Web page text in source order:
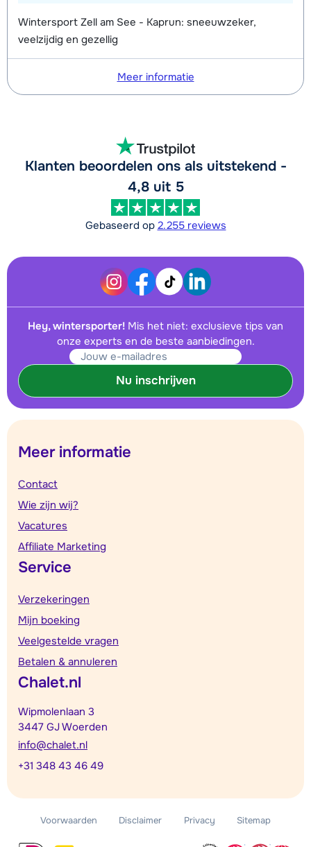
Wintersport Zell am See - Kaprun: sneeuwzeker,
veelzijdig en gezellig
Meer informatie
Klanten beoordelen ons als uitstekend -
4,8 uit 5
Gebaseerd op 2.255 reviews
Hey, wintersporter! Mis het niet: exclusieve tips van
onze experts en de beste aanbiedingen.
Nu inschrijven
Meer informatie
Contact
Wie zijn wij?
Vacatures
Affiliate Marketing
Service
Verzekeringen
Mijn boeking
Veelgestelde vragen
Betalen & annuleren
Chalet.nl
Wipmolenlaan 3
3447 GJ Woerden
info@chalet.nl
+31 348 43 46 49
Voorwaarden Disclaimer Privacy Sitemap